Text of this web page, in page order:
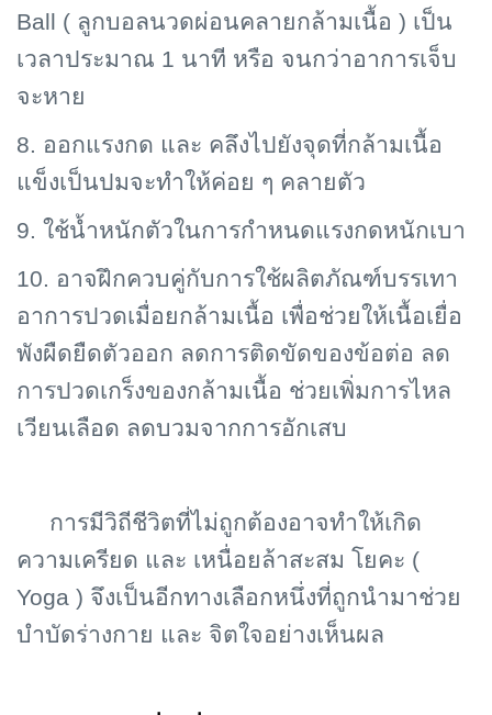
Ball ( ลูกบอลนวดผ่อนคลายกล้ามเนื้อ ) เป็น
เวลาประมาณ 1 นาที หรือ จนกว่าอาการเจ็บ
จะหาย
8. ออกแรงกด และ คลึงไปยังจุดที่กล้ามเนื้อ
แข็งเป็นปมจะทำให้ค่อย ๆ คลายตัว
9. ใช้น้ำหนักตัวในการกำหนดแรงกดหนักเบา
10. อาจฝึกควบคู่กับการใช้ผลิตภัณฑ์บรรเทา
อาการปวดเมื่อยกล้ามเนื้อ เพื่อช่วยให้เนื้อเยื่อ
พังผืดยืดตัวออก ลดการติดขัดของข้อต่อ ลด
การปวดเกร็งของกล้ามเนื้อ ช่วยเพิ่มการไหล
เวียนเลือด ลดบวมจากการอักเสบ
การมีวิถีชีวิตที่ไม่ถูกต้องอาจทำให้เกิด
ความเครียด และ เหนื่อยล้าสะสม โยคะ (
Yoga ) จึงเป็นอีกทางเลือกหนึ่งที่ถูกนำมาช่วย
บำบัดร่างกาย และ จิตใจอย่างเห็นผล